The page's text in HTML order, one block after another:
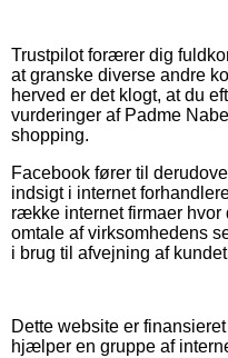
Trustpilot forærer dig
at granske diverse andre
herved er det klogt, at du
vurderinger af Padme
shopping.
Facebook fører til
indsigt i internet
række internet firmaer
omtale af virksomhedens
i brug til afvejning af
Dette website er
hjælper en gruppe af